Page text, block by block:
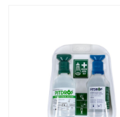
Hastane Mobilyaları
Kişisel Bakım ve Sağlık